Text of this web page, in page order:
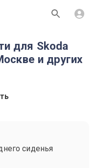
для Skoda
и других
сиденья